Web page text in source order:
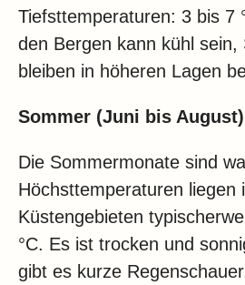
Tiefsttemperaturen: 3 bis 7
den Bergen kann kühl sein,
bleiben in höheren Lagen
Sommer (Juni bis August)
Die Sommermonate sind
Höchsttemperaturen liegen
Küstengebieten
°C. Es ist trocken und
gibt es kurze